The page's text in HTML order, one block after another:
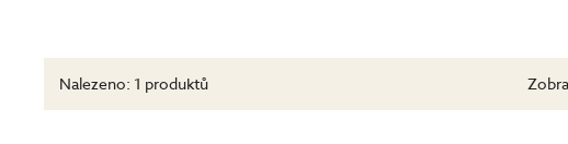
Nalezeno: 1 produktů